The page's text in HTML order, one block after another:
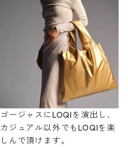
ゴージャスにLOQIを演出し、
カジュアル以外でもLOQIを楽
しんで頂けます。